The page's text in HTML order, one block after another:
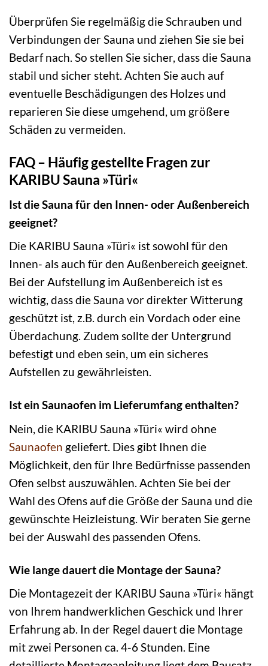
Überprüfen Sie regelmäßig die Schrauben und
Verbindungen der Sauna und ziehen Sie sie bei
Bedarf nach. So stellen Sie sicher, dass die Sauna
stabil und sicher steht. Achten Sie auch auf
eventuelle Beschädigungen des Holzes und
reparieren Sie diese umgehend, um größere
Schäden zu vermeiden.
FAQ – Häufig gestellte Fragen zur
KARIBU Sauna »Türi«
Ist die Sauna für den Innen- oder Außenbereich
geeignet?
Die KARIBU Sauna »Türi« ist sowohl für den
Innen- als auch für den Außenbereich geeignet.
Bei der Aufstellung im Außenbereich ist es
wichtig, dass die Sauna vor direkter Witterung
geschützt ist, z.B. durch ein Vordach oder eine
Überdachung. Zudem sollte der Untergrund
befestigt und eben sein, um ein sicheres
Aufstellen zu gewährleisten.
Ist ein Saunaofen im Lieferumfang enthalten?
Nein, die KARIBU Sauna »Türi« wird ohne
Saunaofen geliefert. Dies gibt Ihnen die
Möglichkeit, den für Ihre Bedürfnisse passenden
Ofen selbst auszuwählen. Achten Sie bei der
Wahl des Ofens auf die Größe der Sauna und die
gewünschte Heizleistung. Wir beraten Sie gerne
bei der Auswahl des passenden Ofens.
Wie lange dauert die Montage der Sauna?
Die Montagezeit der KARIBU Sauna »Türi« hängt
von Ihrem handwerklichen Geschick und Ihrer
Erfahrung ab. In der Regel dauert die Montage
mit zwei Personen ca. 4-6 Stunden. Eine